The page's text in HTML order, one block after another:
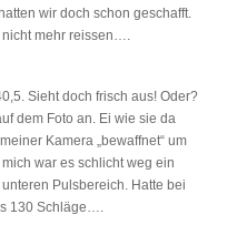
wir doch schon geschafft.
nicht mehr reissen….
Sieht doch frisch aus! Oder?
dem Foto an. Ei wie sie da
Kamera „bewaffnet“ um
war es schlicht weg ein
Pulsbereich. Hatte bei
130 Schläge….